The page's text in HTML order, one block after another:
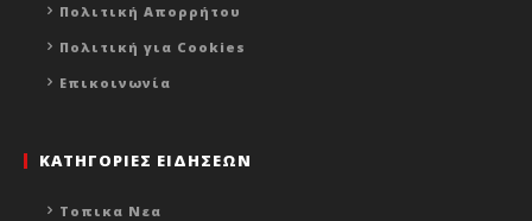
Πολιτική Απορρήτου
Πολιτική για Cookies
Επικοινωνία
ΚΑΤΗΓΟΡΙΕΣ ΕΙΔΗΣΕΩΝ
Τοπικα Νεα